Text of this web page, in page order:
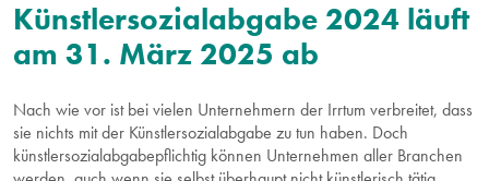
ÜBER UNS
Künstlersozialabgabe 2024 läuft
am 31. März 2025 ab
Nach wie vor ist bei vielen Unternehmern der Irrtum verbreitet, dass
sie nichts mit der Künstlersozialabgabe zu tun haben. Doch
künstlersozialabgabepflichtig können Unternehmen aller Branchen